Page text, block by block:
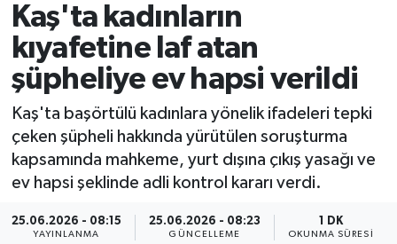
Kaş'ta kadınların
kıyafetine laf atan
şüpheliye ev hapsi verildi
Kaş'ta başörtülü kadınlara yönelik ifadeleri tepki
çeken şüpheli hakkında yürütülen soruşturma
kapsamında mahkeme, yurt dışına çıkış yasağı ve
ev hapsi şeklinde adli kontrol kararı verdi.
25.06.2026 - 08:15
YAYINLANMA
25.06.2026 - 08:23
GÜNCELLEME
1 DK
OKUNMA SÜRESI
Yerel Yönetim
Ekonomi
Spor
Yaşam
Trafik Durumu
Süper Lig Puan Durumu ve Fikstür
Tüm Manşetler
Son Dakika Haberleri